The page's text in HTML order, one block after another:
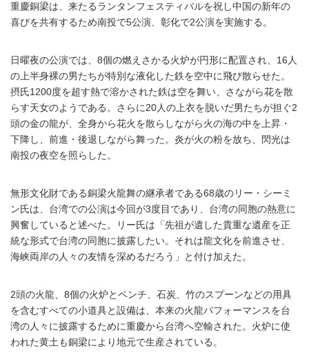
重慶銅梁は、来たるランタンフェスティバルを祝し中国の新年の
喜びを共有するため南投で5公演、彰化で2公演を実施する。
日曜夜の公演では、8個の燃えさかる火炉が円形に配置され、16人
の上半身裸の男たちが特別な液化した鉄を空中に飛び散らせた。
摂氏1200度を超す熱で溶かされた鉄は空を舞い、さながら花を散
らす天女のようである。さらに20人の上衣を脱いだ男たちが担ぐ2
頭の金の龍が、全身から花火を散らしながら火の海の中を上昇・
下降し、前進・後退しながら舞った。炎が火の粉を放ち、閃光は
南投の夜空を照らした。
無形文化財である銅梁火龍舞の継承者である68歳のリー・シーミ
ン氏は、台湾での公演は今回が3度目であり、台湾の同胞の熱意に
興奮していると述べた。リー氏は「先祖が遺した貴重な遺産を正
統な形式で台湾の同胞に披露したい。それは龍文化を前進させ、
海峡両岸の人々の友情を深めるだろう」と付け加えた。
2頭の火龍、8個の火炉とペンチ、石炭、竹のスプーンなどの用具
を含むすべての小道具と設備は、本来の火龍パフォーマンスを台
湾の人々に披露するために重慶から台湾へ空輸された。火炉に使
われた黄土も銅梁により地元で生産されている。